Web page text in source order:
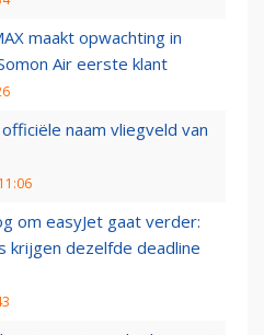
maakt opwachting in
Air eerste klant
naam vliegveld van
om easyJet gaat verder:
krijgen dezelfde deadline